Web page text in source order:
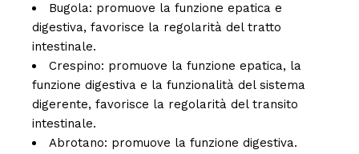
Bugola: promuove la funzione epatica e
digestiva, favorisce la regolarità del tratto
intestinale.
Crespino: promuove la funzione epatica, la
funzione digestiva e la funzionalità del sistema
digerente, favorisce la regolarità del transito
intestinale.
Abrotano: promuove la funzione digestiva.